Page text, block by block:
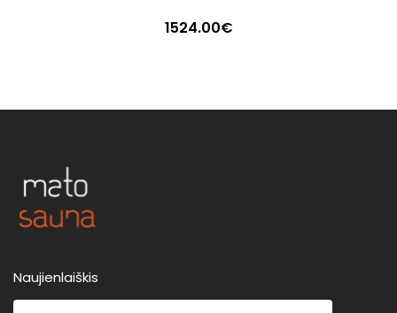
1524.00€
Naujienlaiškis